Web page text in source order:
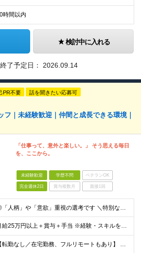
時間以内
検討中に入れる
了予定日： 2026.09.14
PR不要 話を聞きたい応募可
フ｜未経験歓迎｜仲間と成長できる環境｜
「仕事って、意外と楽しい。」 そう思える毎日
を、ここから。
未経験歓迎 学歴不問 ベテランOK
完全週休2日 賞与複数月 面接1回
◎「人柄」や「意欲」重視の選考です ＼特別なスキル・経験は必要なし／ ￣￣￣￣￣￣￣￣￣￣￣￣￣￣￣￣ ■完全未経験歓迎 ■学歴不問 ■第二新卒歓迎 ■既卒、フリーターの方もOK ＼こんな方が向い
月給25万円以上＋賞与＋手当 ※経験・スキルを考慮して決定します ※インセンティブが発生する案件もあります。 ※企業により内容は一部変更となる可能性があります。 ※試用期間・残業代については、紹介先
【転勤なし／在宅勤務、フルリモートもあり】 ≪47都道府県から選べる勤務地≫ 東京、神奈川、埼玉、千葉、大阪、愛知、福岡など好きな地域で働けます！ 【東京・渋谷本社】 〒150-0041 東京都渋谷